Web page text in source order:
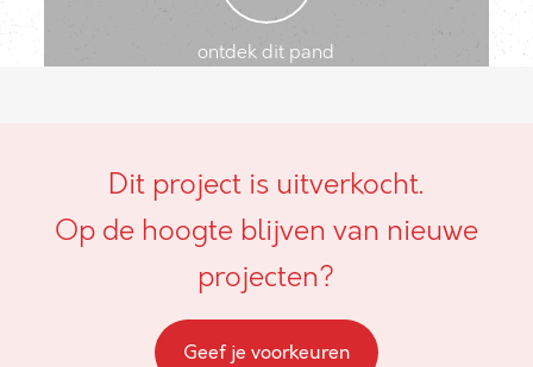
ontdek dit pand
Dit project is uitverkocht.
Op de hoogte blijven van nieuwe
projecten?
Geef je voorkeuren